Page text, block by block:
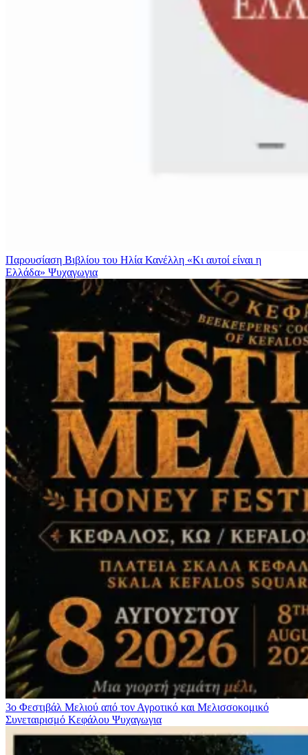
Παρουσίαση Βιβλίου του Ηλία Κανέλλη «Κι αυτοί είναι η
Ελλάδα» Ψυχαγωγια
3ο Φεστιβάλ Μελιού από τον Αγροτικό και Μελισσοκομικό
Συνεταιρισμό Κεφάλου Ψυχαγωγια